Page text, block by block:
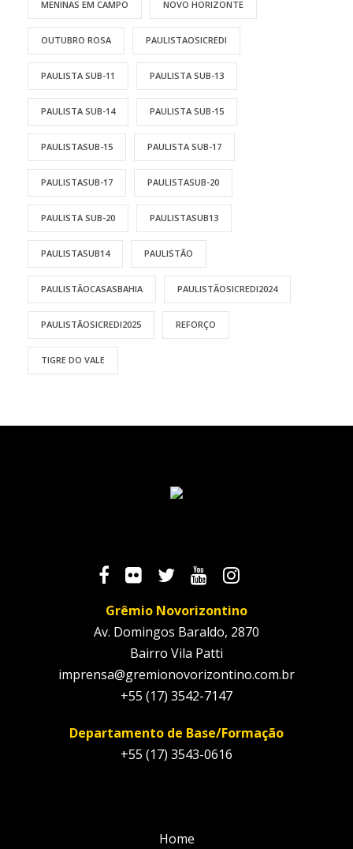
MENINAS EM CAMPO NOVO HORIZONTE
OUTUBRO ROSA PAULISTAOSICREDI
PAULISTA SUB-11 PAULISTA SUB-13
PAULISTA SUB-14 PAULISTA SUB-15
PAULISTASUB-15 PAULISTA SUB-17
PAULISTASUB-17 PAULISTASUB-20
PAULISTA SUB-20 PAULISTASUB13
PAULISTASUB14 PAULISTÃO
PAULISTÃOCASASBAHIA PAULISTÃOSICREDI2024
PAULISTÃOSICREDI2025 REFORÇO
TIGRE DO VALE
Grêmio Novorizontino
Av. Domingos Baraldo, 2870
Bairro Vila Patti
imprensa@gremionovorizontino.com.br
+55 (17) 3542-7147
Departamento de Base/Formação
+55 (17) 3543-0616
Home